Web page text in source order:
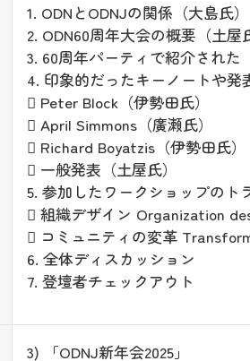
1. ODNとODNJの関係（大島氏）
2. ODN60周年大会の概要（土屋
3. 60周年パーティで紹介された
4. 印象的だったキーノートや
 Peter Block（伊勢田氏）
 April Simmons（廣瀬氏）
 Richard Boyatzis（伊勢田氏）
 一般発表（土屋氏）
5. 参加したワークショップのト
 組織デザイン Organization
 コミュニティの変革
6. 全体ディスカッション
7. 登壇者チェックアウト
3) 「ODNJ新年会2025」